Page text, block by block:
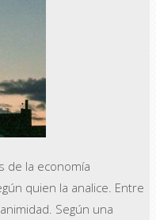
de la economía
quien la analice. Entre
Según una